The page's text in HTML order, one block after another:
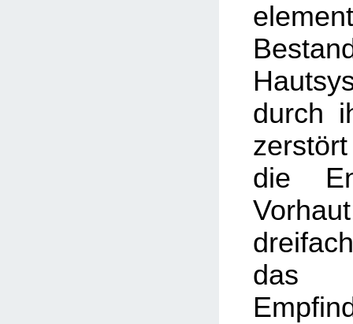
durch
die
das